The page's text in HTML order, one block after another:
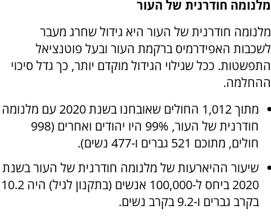
מלנומה חודרנית של העור
מלנומה חודרנית של העור היא גידול שחרג מעבר
לשכבות האפידרמיס ברקמת העור ובעל פוטנציאל
התפשטות. ככל שגילוי הגידול מוקדם יותר, כך גדל סיכוי
ההחלמה.
מתוך 1,012 החולים שאובחנו בשנת 2020 עם מלנומה
חודרנית של העור, 99% היו יהודים ואחרים (998
חולים, מתוכם 521 גברים ו-477 נשים).
שיעור ההיארעות של מלנומה חודרנית של העור בשנת
2020 ביחס ל-100,000 אנשים (בתקנון לגיל) היה 10.2
בקרב גברים ו-9.2 בקרב נשים.